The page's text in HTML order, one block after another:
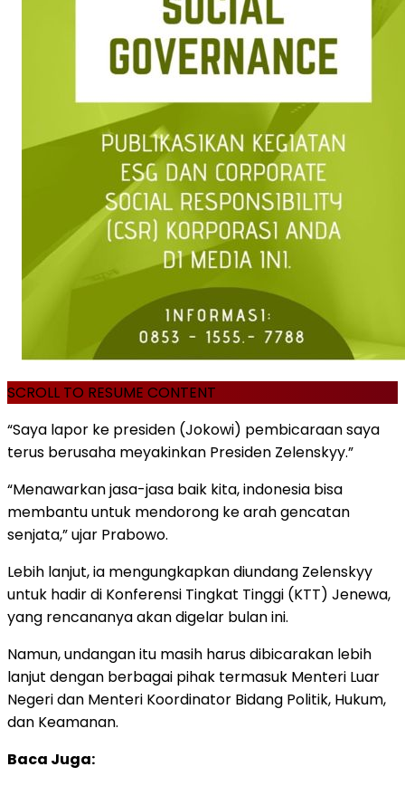
SCROLL TO RESUME CONTENT
“Saya lapor ke presiden (Jokowi) pembicaraan saya
terus berusaha meyakinkan Presiden Zelenskyy.”
“Menawarkan jasa-jasa baik kita, indonesia bisa
membantu untuk mendorong ke arah gencatan
senjata,” ujar Prabowo.
Lebih lanjut, ia mengungkapkan diundang Zelenskyy
untuk hadir di Konferensi Tingkat Tinggi (KTT) Jenewa,
yang rencananya akan digelar bulan ini.
Namun, undangan itu masih harus dibicarakan lebih
lanjut dengan berbagai pihak termasuk Menteri Luar
Negeri dan Menteri Koordinator Bidang Politik, Hukum,
dan Keamanan.
Baca Juga: